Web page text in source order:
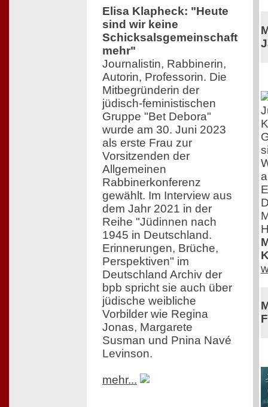
Elisa Klapheck: "Heute
sind wir keine
Schicksalsgemeinschaft
mehr"
Journalistin, Rabbinerin,
Autorin, Professorin. Die
Mitbegründerin der
jüdisch-feministischen
Gruppe "Bet Debora"
wurde am 30. Juni 2023
als erste Frau zur
Vorsitzenden der
Allgemeinen
Rabbinerkonferenz
gewählt. Im Interview aus
dem Jahr 2021 in der
Reihe "Jüdinnen nach
1945 in Deutschland.
Erinnerungen, Brüche,
Perspektiven" im
Deutschland Archiv der
bpb spricht sie auch über
jüdische weibliche
Vorbilder wie Regina
Jonas, Margarete
Susman und Pnina Navé
Levinson.
mehr...